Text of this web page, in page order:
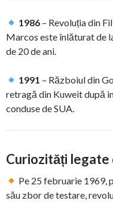
1986 – Revoluția din
Marcos este înlăturat de
de 20 de ani.
1991 – Războiul din
retragă din Kuweit după
conduse de SUA.
Curiozități legate
Pe 25 februarie 1969,
său zbor de testare,